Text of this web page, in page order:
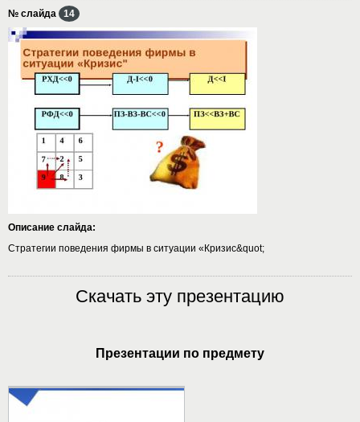
№ слайда 14
Описание слайда:
Стратегии поведения фирмы в ситуации «Кризис&quot;
Скачать эту презентацию
Презентации по предмету